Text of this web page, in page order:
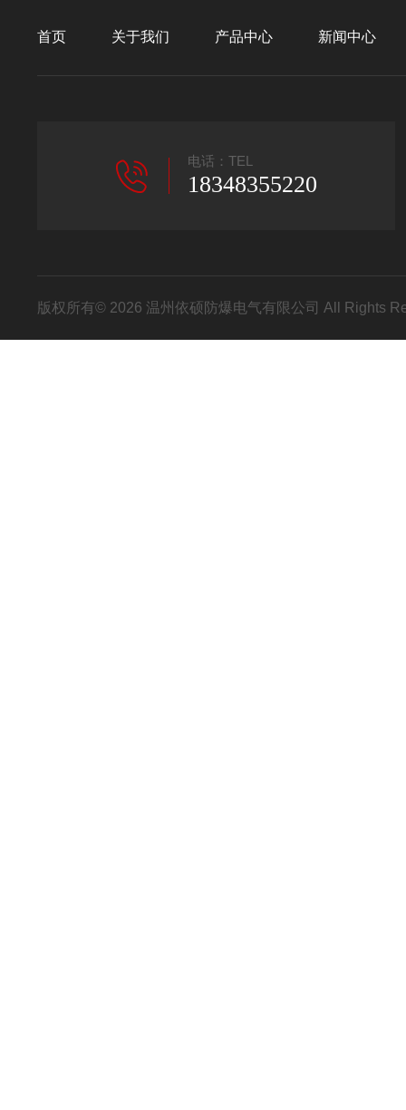
首页 关于我们 产品中心 新闻中心
电话：TEL
18348355220
版权所有© 2026 温州依硕防爆电气有限公司 All Rights